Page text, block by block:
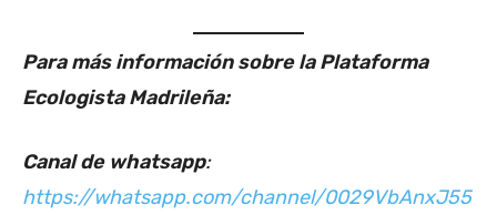
Para más información sobre la Plataforma
Ecologista Madrileña:
Canal de whatsapp:
https://whatsapp.com/channel/0029VbAnxJ55